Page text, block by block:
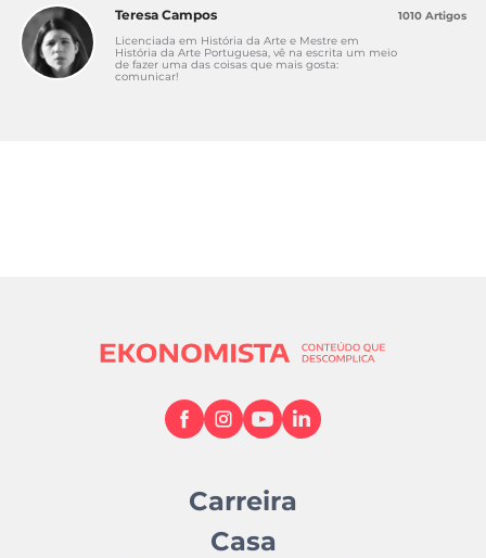
Teresa Campos
Licenciada em História da Arte e Mestre em
História da Arte Portuguesa, vê na escrita um meio
de fazer uma das coisas que mais gosta:
comunicar!
1010 Artigos
Carreira
Casa